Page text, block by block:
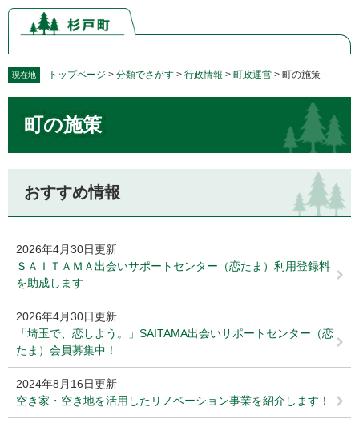
ペ
の
メ
ー
現在地 トップページ > 分類でさがす > 行政情報 > 町政運営 > 町の施策
町の施策
おすすめ情報
2026年4月30日更新
ＳＡＩＴＡＭＡ出会いサポートセンター（恋たま）利用登録料
を助成します
2026年4月30日更新
「埼玉で、恋しよう。」SAITAMA出会いサポートセンター（恋
たま）会員募集中！
2024年8月16日更新
空き家・空き地を活用したリノベーション事業を紹介します！